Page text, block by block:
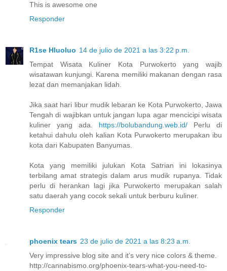
This is awesome one
Responder
R1se Hluoluo 14 de julio de 2021 a las 3:22 p.m.
Tempat Wisata Kuliner Kota Purwokerto yang wajib
wisatawan kunjungi. Karena memiliki makanan dengan rasa
lezat dan memanjakan lidah.
Jika saat hari libur mudik lebaran ke Kota Purwokerto, Jawa
Tengah di wajibkan untuk jangan lupa agar mencicipi wisata
kuliner yang ada. https://bolubandung.web.id/ Perlu di
ketahui dahulu oleh kalian Kota Purwokerto merupakan ibu
kota dari Kabupaten Banyumas.
Kota yang memiliki julukan Kota Satrian ini lokasinya
terbilang amat strategis dalam arus mudik rupanya. Tidak
perlu di herankan lagi jika Purwokerto merupakan salah
satu daerah yang cocok sekali untuk berburu kuliner.
Responder
phoenix tears 23 de julio de 2021 a las 8:23 a.m.
Very impressive blog site and it’s very nice colors & theme.
http://cannabismo.org/phoenix-tears-what-you-need-to-